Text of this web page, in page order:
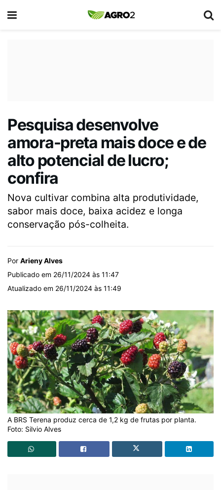
Pesquisa desenvolve
amora-preta mais doce e de
alto potencial de lucro;
confira
Nova cultivar combina alta produtividade,
sabor mais doce, baixa acidez e longa
conservação pós-colheita.
Por Arieny Alves
Publicado em 26/11/2024 às 11:47
Atualizado em 26/11/2024 às 11:49
A BRS Terena produz cerca de 1,2 kg de frutas por planta.
Foto: Silvio Alves